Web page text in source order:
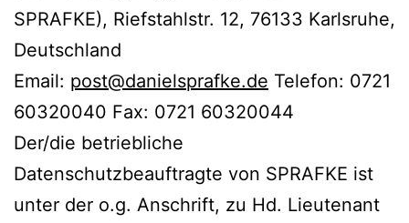
SPRAFKE), Riefstahlstr. 12, 76133 Karlsruhe,
Deutschland
Email: post@danielsprafke.de Telefon: 0721
60320040 Fax: 0721 60320044
Der/die betriebliche
Datenschutzbeauftragte von SPRAFKE ist
unter der o.g. Anschrift, zu Hd. Lieutenant